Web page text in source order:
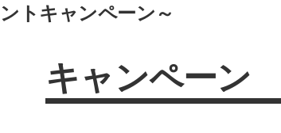
ントキャンペーン～
キャンペーン